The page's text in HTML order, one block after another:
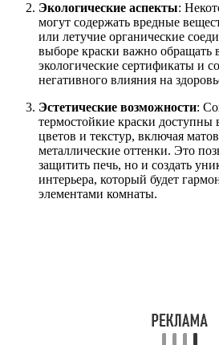
Экологические аспекты:
могут содержать вредные
или летучие органические
выборе краски важно обращать
экологические сертификаты и
негативного влияния на
Эстетические возможности:
термостойкие краски доступны
цветов и текстур, включая
металлические оттенки. Это
защитить печь, но и создать
интерьера, который будет
элементами комнаты.